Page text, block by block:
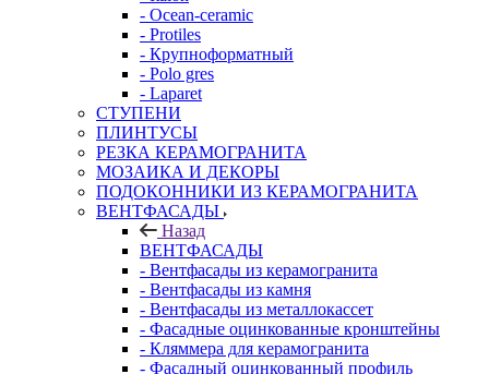
- Ocean-ceramic
- Protiles
- Крупноформатный
- Polo gres
- Laparet
СТУПЕНИ
ПЛИНТУСЫ
РЕЗКА КЕРАМОГРАНИТА
МОЗАИКА И ДЕКОРЫ
ПОДОКОННИКИ ИЗ КЕРАМОГРАНИТА
ВЕНТФАСАДЫ
Назад
ВЕНТФАСАДЫ
- Вентфасады из керамогранита
- Вентфасады из камня
- Вентфасады из металлокассет
- Фасадные оцинкованные кронштейны
- Кляммера для керамогранита
- Фасадный оцинкованный профиль